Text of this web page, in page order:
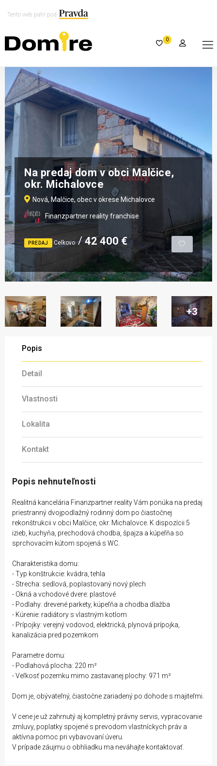
Tento web patrí pod
0
Na predaj dom v obci Malčice,
okr. Michalovce
Nová, Malčice, obec v okrese Michalovce
Finanzpartner reality franchise
PREDAJ Celkovo 42 400 €
+3
Popis
Detail
Vlastnosti
Lokalita
Kontakt
Popis nehnuteľnosti
Realitná kancelária Finanzpartner reality Vám ponúka na predaj
priestranný dvojpodlažný rodinný dom po čiastočnej
rekonštrukcii v obci Malčice, okr. Michalovce. K dispozícii 5
izieb, kuchyňa, prechodová chodba, špajza a kúpeľňa so
sprchovacím kútom spojená s WC.
Charakteristika domu:
- Typ konštrukcie: kvádra, tehla
- Strecha: sedlová, poplastovaný nový plech
- Okná a vchodové dvere: plastové
- Podlahy: drevené parkety, kúpeľňa a chodba dlažba
- Kúrenie: radiátory s vlastným kotlom
- Prípojky: verejný vodovod, elektrická, plynová prípojka,
kanalizácia pred pozemkom
Parametre domu:
- Podlahová plocha: 220 m²
- Veľkosť pozemku mimo zastavanej plochy: 971 m²
Dom je, obývateľný, čiastočne zariadený po dohode s majiteľmi.
V cene je už zahrnutý aj kompletný právny servis, vypracovanie
zmluvy, poplatky spojené s prevodom vlastníckych práv a
aktívna pomoc pri vybavovaní úveru.
V prípade záujmu o obhliadku ma neváhajte kontaktovať.